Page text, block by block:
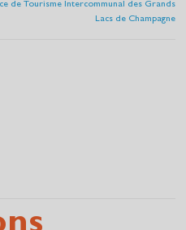
de Tourisme Intercommunal des Grands
Lacs de Champagne